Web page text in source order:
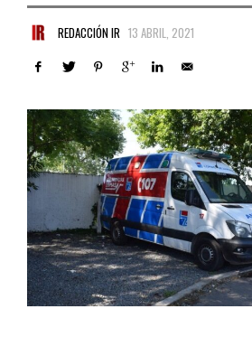
REDACCIÓN IR 13 ABRIL, 2021